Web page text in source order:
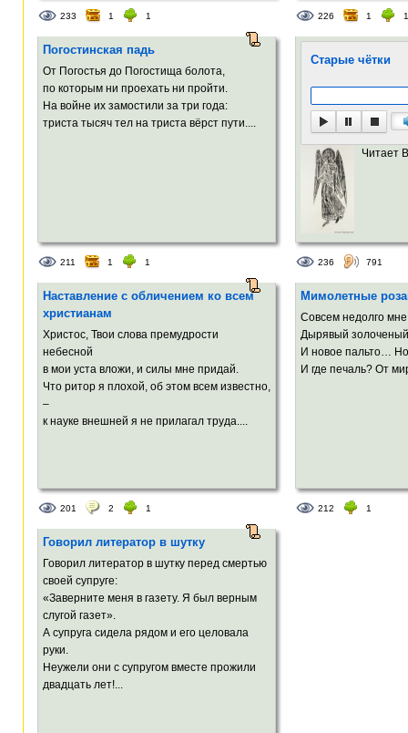
233 1 1 226 1 1
Погостинская падь
От Погостья до Погостища болота,
по которым ни проехать ни пройти.
На войне их замостили за три года:
триста тысяч тел на триста вёрст пути....
211 1 1
Старые чётки
Читает
236 791
Наставление с обличением ко всем
христианам
Христос, Твои слова премудрости
небесной
в мои уста вложи, и силы мне придай.
Что ритор я плохой, об этом всем известно,
–
к науке внешней я не прилагал труда....
201 2 1
Мимолетные
Совсем недолго мне
Дырявый
И новое пальто…
И где печаль? От
212 1
Говорил литератор в шутку
Говорил литератор в шутку перед смертью
своей супруге:
«Заверните меня в газету. Я был верным
слугой газет».
А супруга сидела рядом и его целовала
руки.
Неужели они с супругом вместе прожили
двадцать лет!...